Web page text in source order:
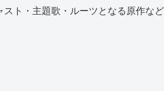
スト・主題歌・ルーツとなる原作など